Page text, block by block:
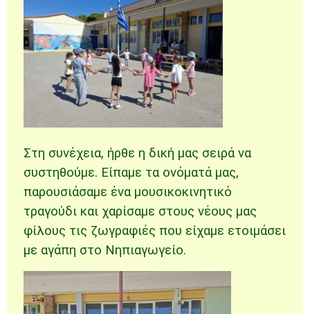
Στη συνέχεια, ήρθε η δική μας σειρά να
συστηθούμε. Είπαμε τα ονόματά μας,
παρουσιάσαμε ένα μουσικοκινητικό
τραγούδι και χαρίσαμε στους νέους μας
φίλους τις ζωγραφιές που είχαμε ετοιμάσει
με αγάπη στο Νηπιαγωγείο.